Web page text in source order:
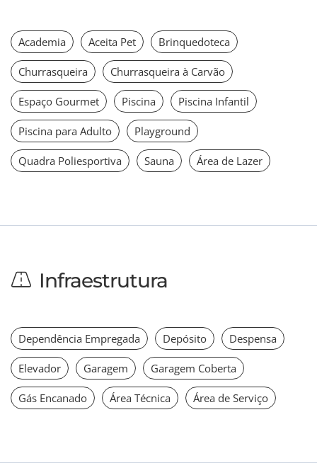
Academia Aceita Pet Brinquedoteca
Churrasqueira Churrasqueira à Carvão
Espaço Gourmet Piscina Piscina Infantil
Piscina para Adulto Playground
Quadra Poliesportiva Sauna Área de Lazer
Infraestrutura
Dependência Empregada Depósito Despensa
Elevador Garagem Garagem Coberta
Gás Encanado Área Técnica Área de Serviço